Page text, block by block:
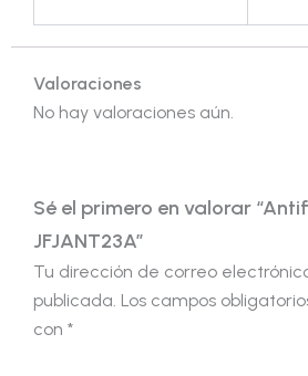
Valoraciones
No hay valoraciones aún.
Sé el primero en valorar
JFJANT23A”
Tu dirección de correo
publicada. Los campos
con *